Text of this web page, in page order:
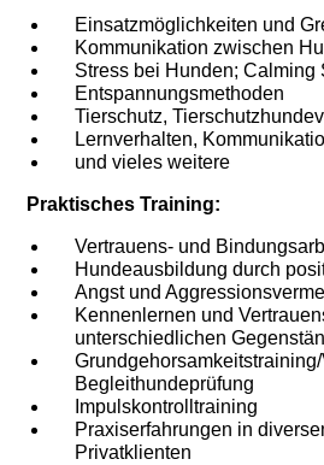
Einsatzmöglichkeiten und
Kommunikation zwischen
Stress bei Hunden; Calming
Entspannungsmethoden
Tierschutz,
Lernverhalten,
und vieles weitere
Praktisches Training:
Vertrauens- und
Hundeausbildung durch
Angst und
Kennenlernen und
unterschiedlichen
Begleithundeprüfung
Impulskontrolltraining
Praxiserfahrungen in
Privatklienten